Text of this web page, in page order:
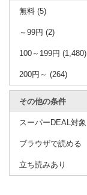
無料 (5)
～99円 (2)
100～199円 (1,480)
200円～ (264)
その他の条件
スーパーDEAL対象
ブラウザで読める
立ち読みあり